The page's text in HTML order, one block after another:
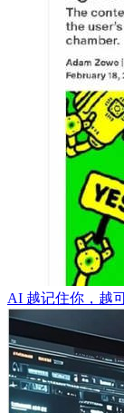
AI 越记住你，越